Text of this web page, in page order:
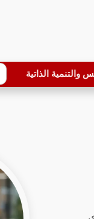
والتنمية الذاتية